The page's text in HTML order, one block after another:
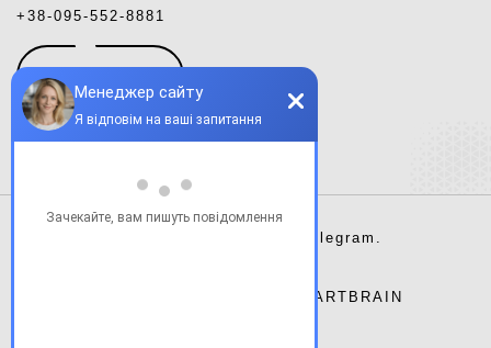
+38-095-552-8881
КОНТАКТИ
Telegram.
ARTBRAIN